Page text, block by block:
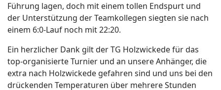
Führung lagen, doch mit einem tollen Endspurt und
der Unterstützung der Teamkollegen siegten sie nach
einem 6:0-Lauf noch mit 22:20.
Ein herzlicher Dank gilt der TG Holzwickede für das
top-organisierte Turnier und an unsere Anhänger, die
extra nach Holzwickede gefahren sind und uns bei den
drückenden Temperaturen über mehrere Stunden